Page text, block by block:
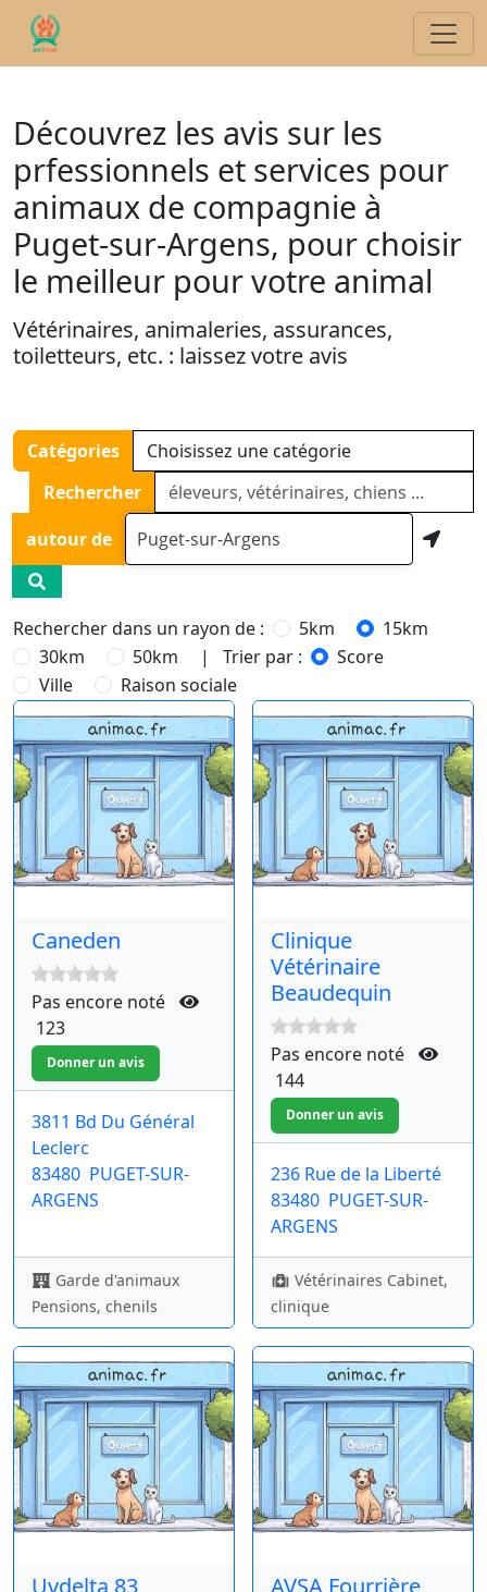
Découvrez les avis sur les
prfessionnels et services pour
animaux de compagnie à
Puget-sur-Argens, pour choisir
le meilleur pour votre animal
Vétérinaires, animaleries, assurances,
toiletteurs, etc. : laissez votre avis
Catégories
Rechercher
autour de
Rechercher dans un rayon de : 5km
15km
30km
50km | Trier par :
Score
Ville
Raison sociale
Caneden
Pas encore noté
123
3811 Bd Du Général
Leclerc
83480 PUGET-SUR-
ARGENS
Garde d'animaux
Pensions, chenils
Clinique
Vétérinaire
Beaudequin
Pas encore noté
144
236 Rue de la Liberté
83480 PUGET-SUR-
ARGENS
Vétérinaires Cabinet,
clinique
Uvdelta 83
AVSA Fourrière